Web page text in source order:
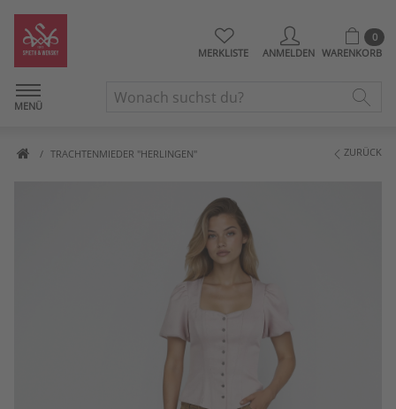
MERKLISTE ANMELDEN
0
WARENKORB
MENÜ
TRACHTENMIEDER "HERLINGEN" ZURÜCK
Artikelbilder überspringen